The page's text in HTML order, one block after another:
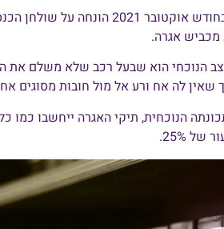
חברי הכנסת מודעים למצב שנוצר, ובחודש
אגרה.
הנוכחי הוא שבעל רכב שלא משלם את
הנוכחית, תיקי האגרה ייחשבו כמו כל
25%.